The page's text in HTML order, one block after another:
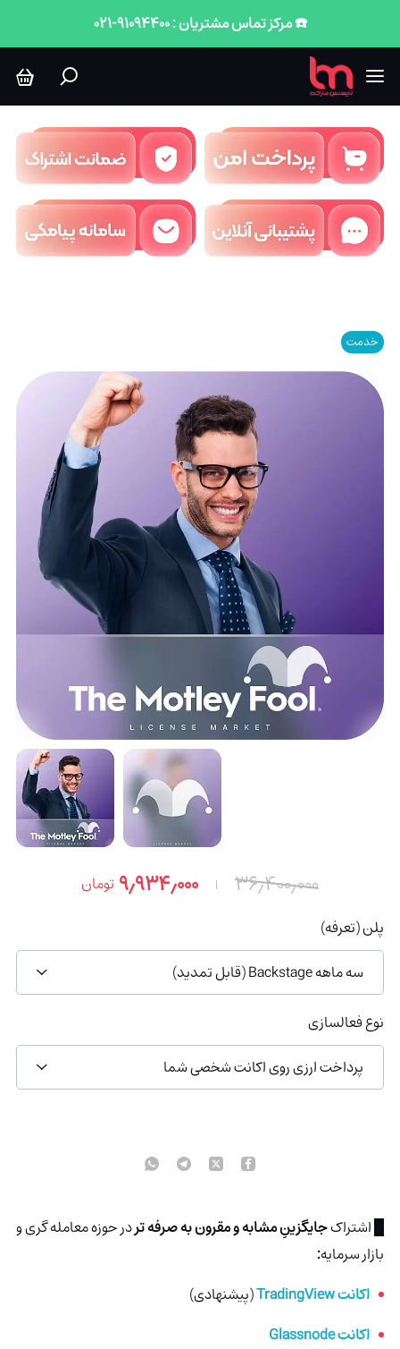
☎️ مرکز تماس مشتریان : 91094400-021
خدمت
۳۶٫۴۰۰٫۰۰۰ ۹٫۹۳۴٫۰۰۰ تومان
پلن (تعرفه)
سه ماهه Backstage (قابل تمدید)
نوع فعالسازی
پرداخت ارزی روی اکانت شخصی شما
█ اشتراکجایگزینِ مشابه و مقرون به صرفه تردر حوزه معامله گری و
بازار سرمایه:
اکانت TradingView
(پیشنهادی)
اکانت Glassnode